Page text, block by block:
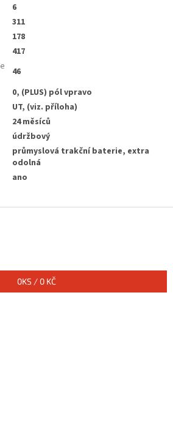
6
311
178
417
46
0, (PLUS) pól vpravo
UT, (viz. příloha)
24 měsíců
údržbový
průmyslová trakční baterie, extra
odolná
ano
0KS / 0 KČ